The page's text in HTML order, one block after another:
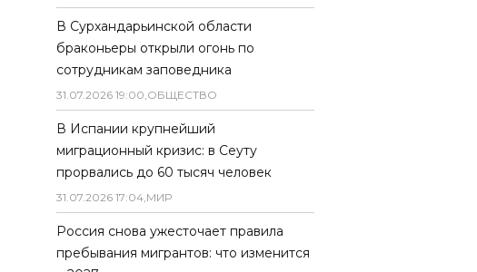
В Сурхандарьинской области
браконьеры открыли огонь по
сотрудникам заповедника
31.07.2026 19:00,ОБЩЕСТВО
В Испании крупнейший
миграционный кризис: в Сеуту
прорвались до 60 тысяч человек
31.07.2026 17:04,МИР
Россия снова ужесточает правила
пребывания мигрантов: что изменится